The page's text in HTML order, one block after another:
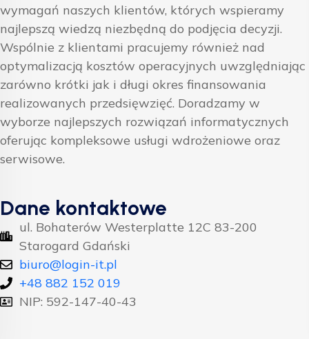
wymagań naszych klientów, których wspieramy
najlepszą wiedzą niezbędną do podjęcia decyzji.
Wspólnie z klientami pracujemy również nad
optymalizacją kosztów operacyjnych uwzględniając
zarówno krótki jak i długi okres finansowania
realizowanych przedsięwzięć. Doradzamy w
wyborze najlepszych rozwiązań informatycznych
oferując kompleksowe usługi wdrożeniowe oraz
serwisowe.
Dane kontaktowe
ul. Bohaterów Westerplatte 12C 83-200
Starogard Gdański
biuro@login-it.pl
+48 882 152 019
NIP: 592-147-40-43